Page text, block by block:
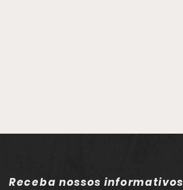
Receba nossos informativos